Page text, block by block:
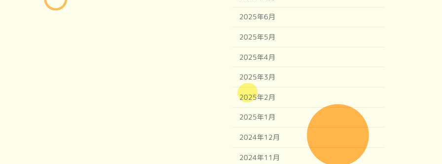
2025年6月
2025年5月
2025年4月
2025年3月
2025年2月
2025年1月
2024年12月
2024年11月